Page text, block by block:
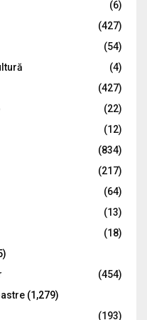
C
(6)
(427)
(54)
(4)
(427)
(22)
(12)
(834)
(217)
(64)
(13)
(18)
(454)
(1,279)
(193)